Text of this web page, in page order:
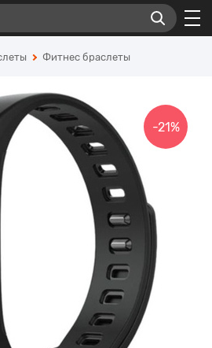
Фитнес браслеты
-21%